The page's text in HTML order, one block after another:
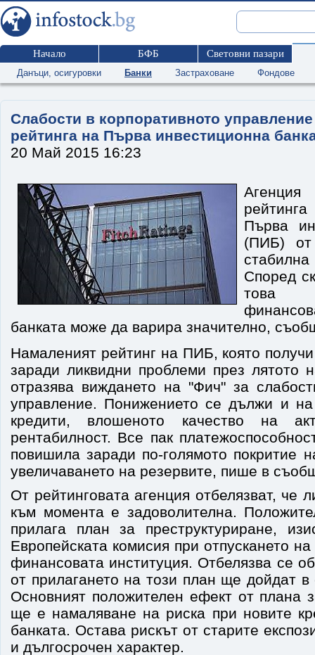
Начало БФБ Световни пазари
Данъци, осигуровки Банки Застраховане Фондове
Слабости в корпоративното
рейтинга на Първа инвестиционна
20 Май 2015 16:23
Първа
(ПИБ)
Според
това
банката може да варира значително,
Намаленият рейтинг на ПИБ, която
заради ликвидни проблеми през лятото
отразява виждането на "Фич" за
управление. Понижението се дължи и на
кредити, влошеното качество на
рентабилност. Все пак
повишила заради по-голямото покритие
увеличаването на резервите, пише в
От рейтинговата агенция отбелязват, че
към момента е задоволителна.
прилага план за преструктуриране,
Европейската комисия при отпускането
финансовата институция. Отбелязва се
от прилагането на този план ще дойдат
Основният положителен ефект от плана
ще е намаляване на риска при новите
банката. Остава рискът от старите
и дългосрочен характер.